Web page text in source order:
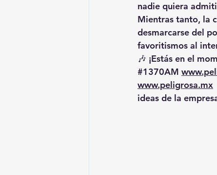
nadie quiera
Mientras tanto, la
desmarcarse del
favoritismos al
🎶 ¡Estás en el
#1370AM
www.peligrosa.mx
ideas de la